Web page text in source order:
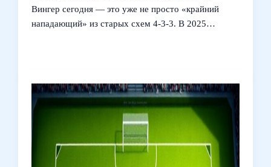
Вингер сегодня — это уже не просто «крайний
нападающий» из старых схем 4-3-3. В 2025…